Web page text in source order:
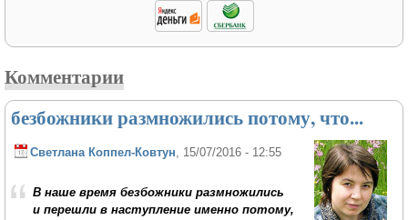
Комментарии
безбожники размножились потому, что...
Светлана Коппел-Ковтун , 15/07/2016 - 12:55
В наше время безбожники размножились
и перешли в наступление именно потому,